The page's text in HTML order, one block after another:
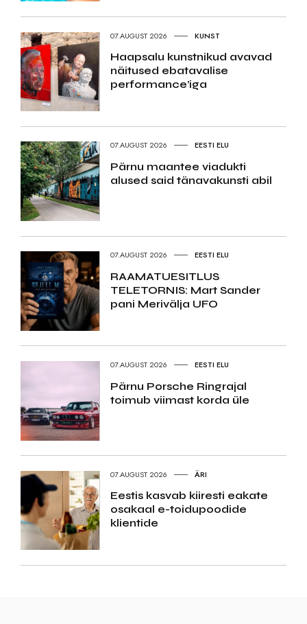
07.AUGUST 2026 KUNST
Haapsalu kunstnikud avavad
näitused ebatavalise
performance’iga
07.AUGUST 2026 EESTI ELU
Pärnu maantee viadukti
alused said tänavakunsti abil
07.AUGUST 2026 EESTI ELU
RAAMATUESITLUS
TELETORNIS: Mart Sander
pani Merivälja UFO
07.AUGUST 2026 EESTI ELU
Pärnu Porsche Ringrajal
toimub viimast korda üle
07.AUGUST 2026 ÄRI
Eestis kasvab kiiresti eakate
osakaal e-toidupoodide
klientide